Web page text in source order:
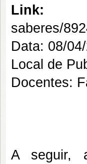
saberes/
Data: 08/
Local de
Docentes:
A seguir,